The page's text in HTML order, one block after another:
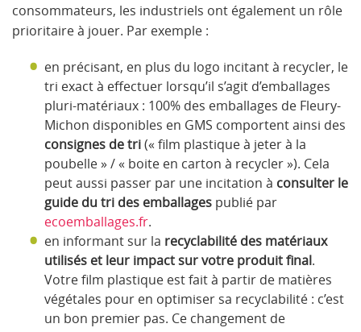
consommateurs, les industriels ont également un rôle
prioritaire à jouer. Par exemple :
en précisant, en plus du logo incitant à recycler, le
tri exact à effectuer lorsqu’il s’agit d’emballages
pluri-matériaux : 100% des emballages de Fleury-
Michon disponibles en GMS comportent ainsi des
consignes de tri(« film plastique à jeter à la
poubelle » / « boite en carton à recycler »). Cela
peut aussi passer par une incitation à consulter le
guide du tri des emballages publié par
ecoemballages.fr.
en informant sur la recyclabilité des matériaux
utilisés et leur impact sur votre produit final.
Votre film plastique est fait à partir de matières
végétales pour en optimiser sa recyclabilité : c’est
un bon premier pas. Ce changement de